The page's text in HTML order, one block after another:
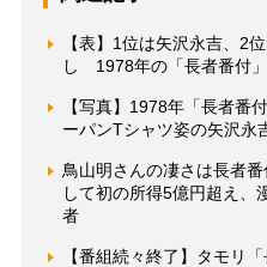
【表】1位は矢沢永吉、2
し 1978年の「長者番付
【写真】1978年「長者番
ーパンTシャツ姿の矢沢永
鳥山明さんの凄さは長者
して初の所得5億円超え、
者
【番組続々終了】タモリ